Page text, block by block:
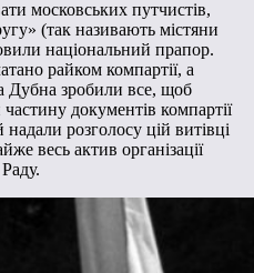
московських путчистів,
(так називають містяни
національний прапор.
райком компартії, а
Дубна зробили все, щоб
документів компартії
розголосу цій витівці
весь актив організації